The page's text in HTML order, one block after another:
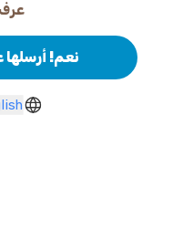
نعم! أرسلها